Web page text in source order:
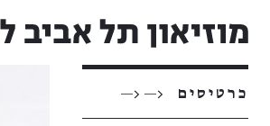
כרטיסים <— <—